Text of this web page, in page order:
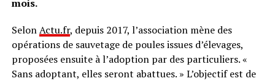
mois.
SelonActu.fr, depuis 2017, l’association mène des
opérations de sauvetage de poules issues d’élevages,
proposées ensuite à l’adoption par des particuliers. «
Sans adoptant, elles seront abattues. » L’objectif est de